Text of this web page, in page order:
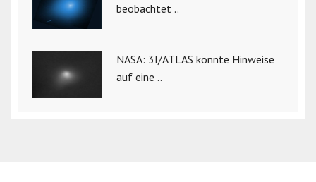
beobachtet ..
NASA: 3I/ATLAS könnte Hinweise
auf eine ..